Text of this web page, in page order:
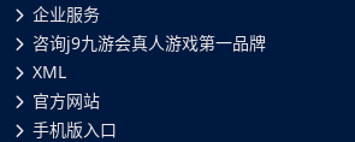
企业服务
咨询j9九游会真人游戏第一品牌
XML
官方网站
手机版入口